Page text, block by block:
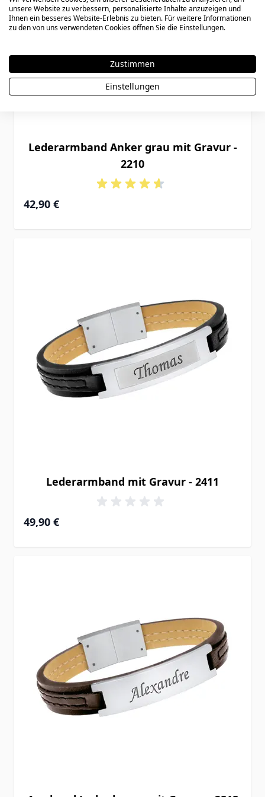
Lederarmband Anker grau mit Gravur -
2210
42,90 €
Lederarmband mit Gravur - 2411
49,90 €
unsere Website zu verbessern, personalisierte Inhalte anzuzeigen und
Ihnen ein besseres Website-Erlebnis zu bieten. Für weitere Informationen
zu den von uns verwendeten Cookies öffnen Sie die Einstellungen.
Zustimmen
Einstellungen